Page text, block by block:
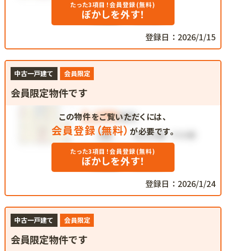
たった3項目！会員登録(無料)
ぼかしを外す！
登録日：2026/1/15
中古一戸建て 会員限定
会員限定物件です
この物件をご覧いただくには、
会員登録（無料） が必要です。
たった3項目！会員登録(無料)
ぼかしを外す！
登録日：2026/1/24
中古一戸建て 会員限定
会員限定物件です